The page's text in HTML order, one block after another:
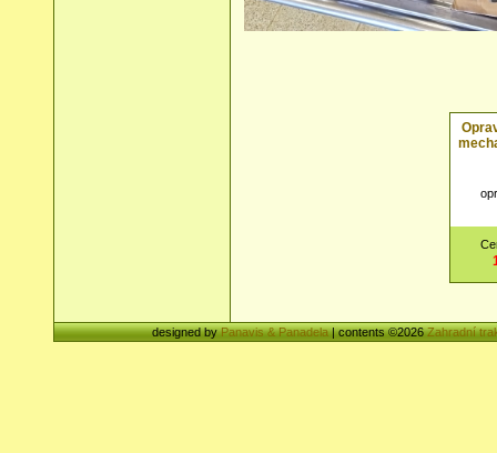
designed byPanavis & Panadela| contents ©2026Zahradní